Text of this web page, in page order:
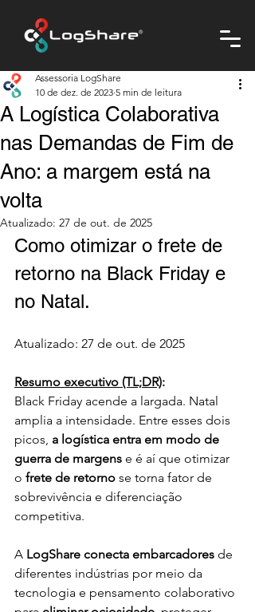
A Logística Colaborativa
nas Demandas de Fim de
Ano: a margem está na
volta
Assessoria LogShare
10 de dez. de 2023 5 min de leitura
Atualizado: 27 de out. de 2025
Como otimizar o frete de
retorno na Black Friday e
no Natal.
Atualizado: 27 de out. de 2025
Resumo executivo (TL;DR):
Black Friday acende a largada. Natal
amplia a intensidade. Entre esses dois
picos, a logística entra em modo de
guerra de margens e é aí que otimizar
o frete de retorno se torna fator de
sobrevivência e diferenciação
competitiva.
A LogShare conecta embarcadores de
diferentes indústrias por meio da
tecnologia e pensamento colaborativo